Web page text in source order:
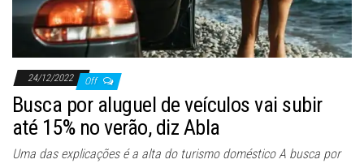
24/12/2022 Off
Busca por aluguel de veículos vai subir
até 15% no verão, diz Abla
Uma das explicações é a alta do turismo doméstico A busca por